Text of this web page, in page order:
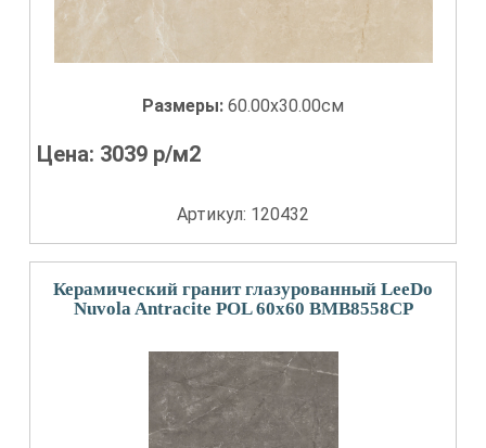
Размеры: 60.00x30.00см
Цена: 3039 р/м2
Артикул: 120432
Керамический гранит глазурованный LeeDo
Nuvola Antracite POL 60x60 BMB8558CP